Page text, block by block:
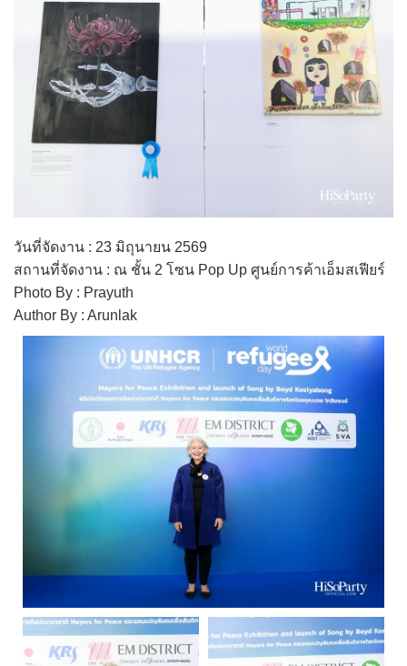
วันที่จัดงาน : 23 มิถุนายน 2569
สถานที่จัดงาน : ณ ชั้น 2 โซน Pop Up ศูนย์การค้าเอ็มสเฟียร์
Photo By : Prayuth
Author By : Arunlak